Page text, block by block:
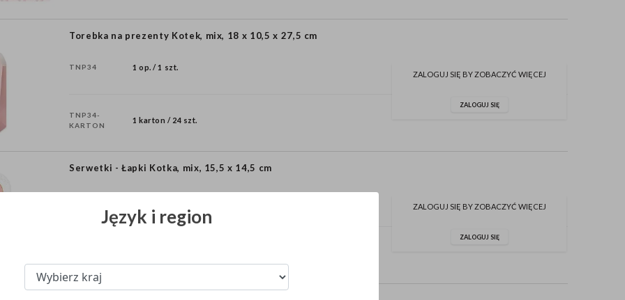
Torebka na prezenty Kotek, mix, 18 x 10,5 x 27,5 cm
TNP34 1 op. / 1 szt.
TNP34-
KARTON
1 karton / 24 szt.
ZALOGUJ SIĘ BY ZOBACZYĆ WIĘCEJ
ZALOGUJ SIĘ
Serwetki - Łapki Kotka, mix, 15,5 x 14,5 cm
ZALOGUJ SIĘ BY ZOBACZYĆ WIĘCEJ
ZALOGUJ SIĘ
Język i region